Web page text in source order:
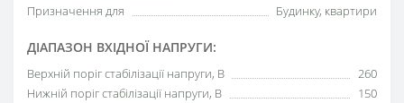
Призначення для
Будинку, квартири
ДІАПАЗОН ВХІДНОЇ НАПРУГИ:
Верхній поріг стабілізації напруги, В
260
Нижній поріг стабілізації напруги, В
150